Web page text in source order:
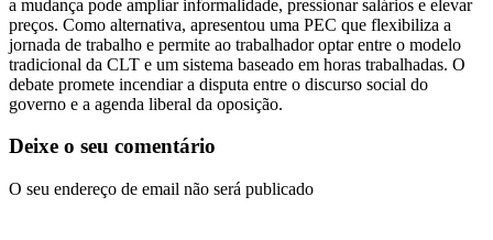
a mudança pode ampliar informalidade, pressionar salários e elevar
preços. Como alternativa, apresentou uma PEC que flexibiliza a
jornada de trabalho e permite ao trabalhador optar entre o modelo
tradicional da CLT e um sistema baseado em horas trabalhadas. O
debate promete incendiar a disputa entre o discurso social do
governo e a agenda liberal da oposição.
Deixe o seu comentário
O seu endereço de email não será publicado